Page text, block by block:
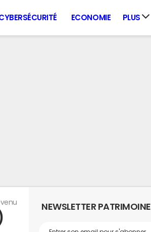
ECONOMIE PLUS
NEWSLETTER PATRIMOINE